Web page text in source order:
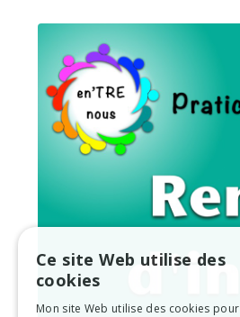
Ce site Web utilise des
cookies
Mon site Web utilise des cookies pour